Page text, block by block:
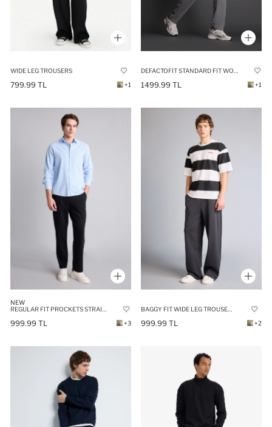
WIDE LEG TROUSERS
799.99 TL +1 1499.99 TL +1
NEW
999.99 TL +3 999.99 TL +2